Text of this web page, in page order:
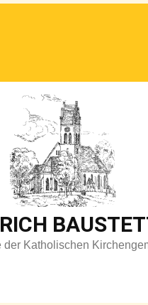
der Katholischen